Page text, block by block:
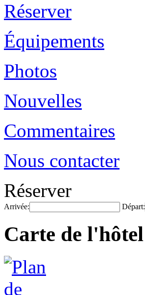
Réserver
Équipements
Photos
Nouvelles
Commentaires
Nous contacter
Réserver
Arrivée: Départ:
Carte de l'hôtel